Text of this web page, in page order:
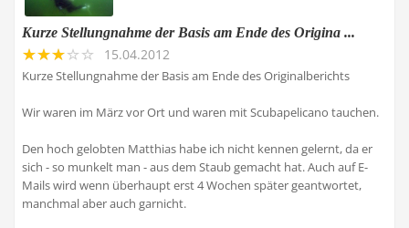
Kurze Stellungnahme der Basis am Ende des Origina ...
15.04.2012
Kurze Stellungnahme der Basis am Ende des Originalberichts
Wir waren im März vor Ort und waren mit Scubapelicano tauchen.
Den hoch gelobten Matthias habe ich nicht kennen gelernt, da er
sich - so munkelt man - aus dem Staub gemacht hat. Auch auf E-
Mails wird wenn überhaupt erst 4 Wochen später geantwortet,
manchmal aber auch garnicht.